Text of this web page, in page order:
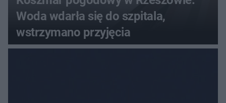
Woda wdarła się do szpitala,
wstrzymano przyjęcia